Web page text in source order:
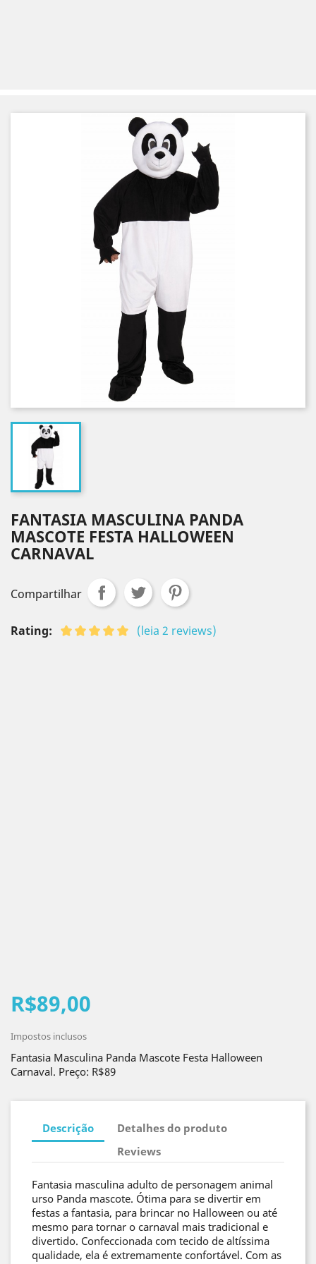
FANTASIA MASCULINA PANDA
MASCOTE FESTA HALLOWEEN
CARNAVAL
Compartilhar
Rating: (leia 2 reviews)
R$89,00
Impostos inclusos
Fantasia Masculina Panda Mascote Festa Halloween
Carnaval. Preço: R$89
Descrição
Detalhes do produto
Reviews
Fantasia masculina adulto de personagem animal
urso Panda mascote. Ótima para se divertir em
festas a fantasia, para brincar no Halloween ou até
mesmo para tornar o carnaval mais tradicional e
divertido. Confeccionada com tecido de altíssima
qualidade, ela é extremamente confortável. Com as